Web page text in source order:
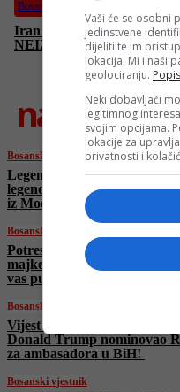
Bosanski vjestnik
Iran UPOZORAVA: “Novi
NEIZBJEŽAN!” Trump:
najnovije
Bosanski vjestnik
Legendarni Nikola Nikić,
legende EX YU fudbala!
iz Modriče!
Bosanski vjestnik
Potresna poruka Dine
majke: „Moja majko,
vas puno!”
Bosanski vjestnik
Vijest koju dugo čekamo:
Donald Trump nominovao
za ambasadora u BiH!
Bosanski vjestnik
Vaši će se osobni
jedinstvene
dijeliti te im
lokacija. Mi i naši
geolociranju.
Neki dobavljači
legitimnog
svojim opcijama.
lokacije za
privatnosti i